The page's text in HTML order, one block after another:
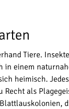
Tiere.
in einem
heimisch.
Recht als